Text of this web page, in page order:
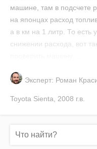
машине, там в подсчете
на японцах расход
а в км на 1 литр. То есть
снижении расхода, вот
Эксперт: Роман
Toyota Sienta 2008 г.в.